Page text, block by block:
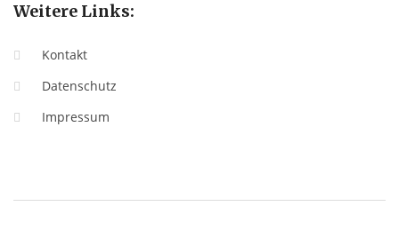
Weitere Links:
Kontakt
Datenschutz
Impressum